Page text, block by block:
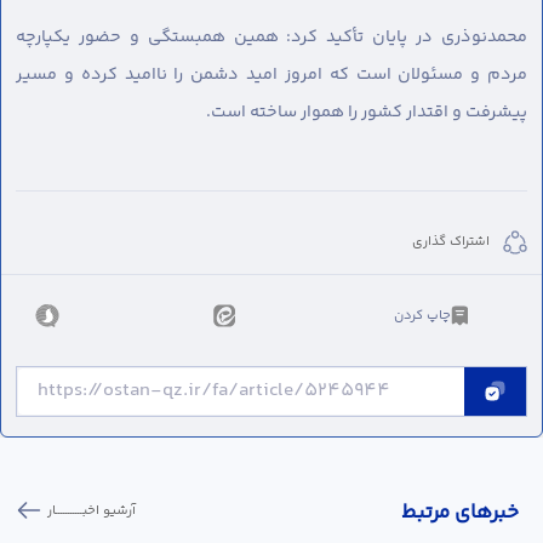
محمدنوذری در پایان تأکید کرد: همین همبستگی و حضور یکپارچه
مردم و مسئولان است که امروز امید دشمن را ناامید کرده و مسیر
پیشرفت و اقتدار کشور را هموار ساخته است.
اشتراک گذاری
چاپ کردن
خبر‌های مرتبط آرشیو اخبـــــــــــار